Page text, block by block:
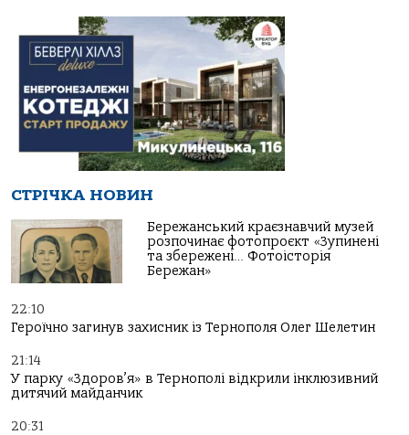
СТРІЧКА НОВИН
Бережанський краєзнавчий музей
розпочинає фотопроєкт «Зупинені
та збережені… Фотоісторія
Бережан»
22:10
Героїчно загинув захисник із Тернополя Олег Шелетин
21:14
У парку «Здоров’я» в Тернополі відкрили інклюзивний
дитячий майданчик
20:31